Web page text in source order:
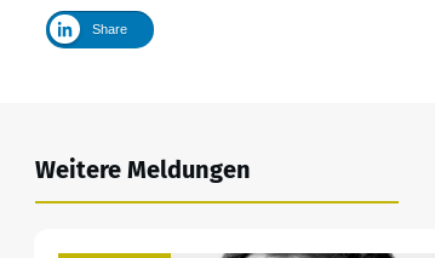
Share
Weitere Meldungen